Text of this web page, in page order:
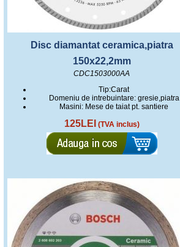
Disc diamantat ceramica,piatra
150x22,2mm
CDC1503000AA
Tip:Carat
Domeniu de intrebuintare: gresie,piatra
Masini: Mese de taiat pt. santiere
125LEI (TVA inclus)